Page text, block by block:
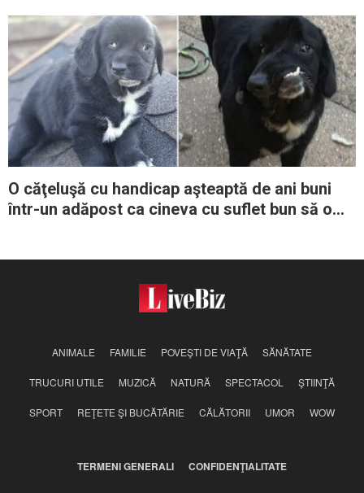
O căţeluşă cu handicap aşteaptă de ani buni
într-un adăpost ca cineva cu suflet bun să o
ANIMALE FAMILIE POVEŞTI DE VIAŢĂ SĂNĂTATE
TRUCURI UTILE MUZICĂ NATURĂ SPECTACOL ŞTIINŢĂ
SPORT REŢETE ŞI BUCĂTĂRIE CĂLĂTORII UMOR WOW
TERMENI GENERALI CONFIDENŢIALITATE